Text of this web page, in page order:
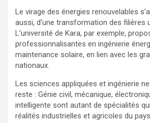
Le virage des énergies renouvelables
aussi, d’une transformation des filières
L’université de Kara, par exemple,
professionnalisantes en ingénierie
maintenance solaire, en lien avec les
nationaux.
Les sciences appliquées et ingénierie
reste : Génie civil, mécanique,
intelligente sont autant de spécialités
réalités industrielles et agricoles du